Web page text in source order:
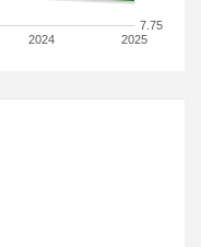
2024 2025
7.75